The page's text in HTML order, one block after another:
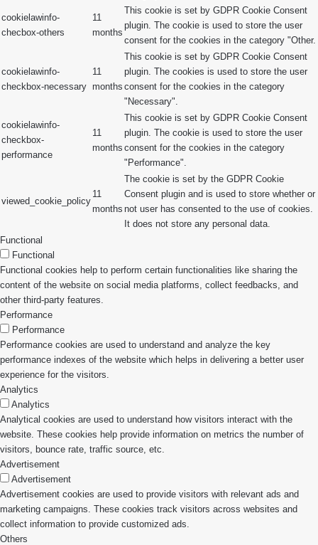
cookielawinfo-
checbox-others
11
months
This cookie is set by GDPR Cookie Consent
plugin. The cookie is used to store the user
consent for the cookies in the category "Other.
cookielawinfo-
checkbox-necessary
11
months
This cookie is set by GDPR Cookie Consent
plugin. The cookies is used to store the user
consent for the cookies in the category
"Necessary".
cookielawinfo-
checkbox-
performance
11
months
This cookie is set by GDPR Cookie Consent
plugin. The cookie is used to store the user
consent for the cookies in the category
"Performance".
viewed_cookie_policy
11
months
The cookie is set by the GDPR Cookie
Consent plugin and is used to store whether or
not user has consented to the use of cookies.
It does not store any personal data.
Functional
Functional
Functional cookies help to perform certain functionalities like sharing the
content of the website on social media platforms, collect feedbacks, and
other third-party features.
Performance
Performance
Performance cookies are used to understand and analyze the key
performance indexes of the website which helps in delivering a better user
experience for the visitors.
Analytics
Analytics
Analytical cookies are used to understand how visitors interact with the
website. These cookies help provide information on metrics the number of
visitors, bounce rate, traffic source, etc.
Advertisement
Advertisement
Advertisement cookies are used to provide visitors with relevant ads and
marketing campaigns. These cookies track visitors across websites and
collect information to provide customized ads.
Others